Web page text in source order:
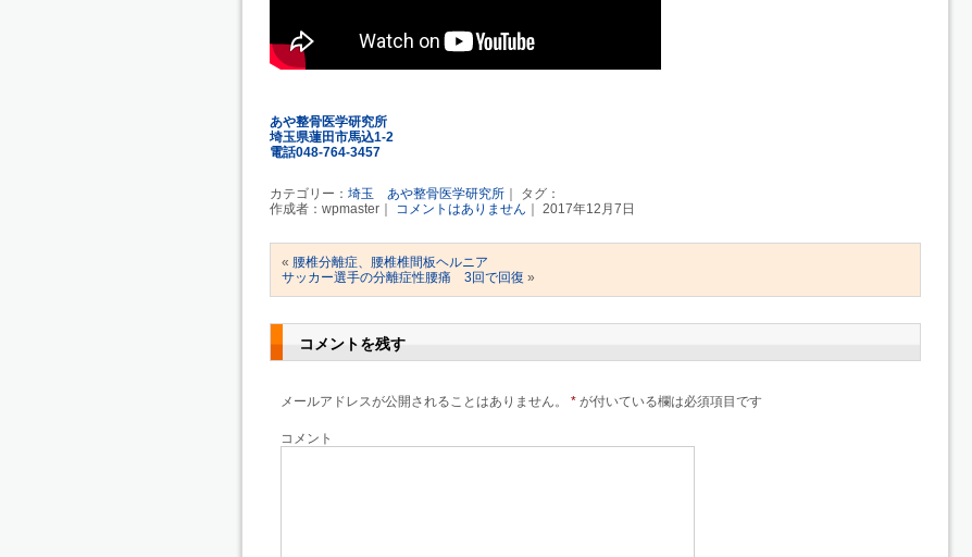
あや整骨医学研究所
埼玉県蓮田市馬込1-2
電話048-764-3457
カテゴリー： 埼玉 あや整骨医学研究所 ｜ タグ：
作成者：wpmaster｜ コメントはありません ｜ 2017年12月7日
« 腰椎分離症、腰椎椎間板ヘルニア
サッカー選手の分離症性腰痛 3回で回復 »
コメントを残す
メールアドレスが公開されることはありません。 * が付いている欄は必須項目です
コメント